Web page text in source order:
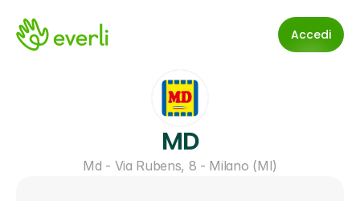
Accedi
MD
Md - Via Rubens, 8 - Milano (MI)